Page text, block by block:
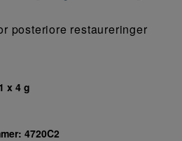
posteriore restaureringer
1 x 4 g
4720C2